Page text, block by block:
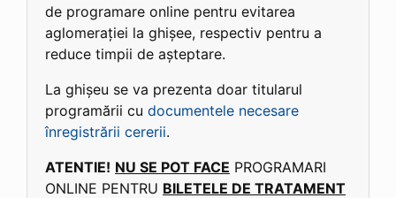
de programare online pentru evitarea
aglomerației la ghișee, respectiv pentru a
reduce timpii de așteptare.
La ghișeu se va prezenta doar titularul
programării cu documentele necesare
înregistrării cererii.
ATENTIE! NU SE POT FACE PROGRAMARI
ONLINE PENTRU BILETELE DE TRATAMENT